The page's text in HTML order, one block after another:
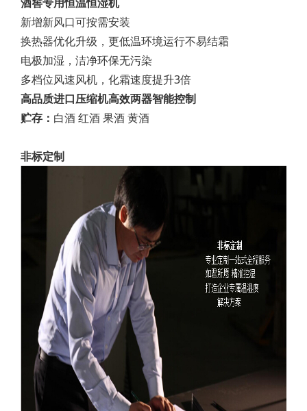
新增新风口可按需安装
换热器优化升级，更低温环境运行不易结霜
电极加湿，洁净环保无污染
多档位风速风机，化霜速度提升3倍
高品质进口压缩机高效两器智能控制
贮存： 白酒 红酒 果酒 黄酒
非标定制